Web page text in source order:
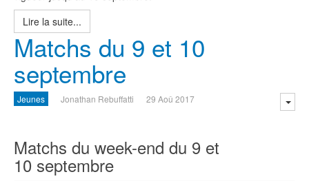
Lire la suite...
Matchs du 9 et 10
septembre
Jeunes Jonathan Rebuffatti 29 Aoû 2017
Matchs du week-end du 9 et
10 septembre